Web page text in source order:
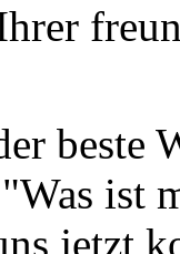
beste
ist
jetzt